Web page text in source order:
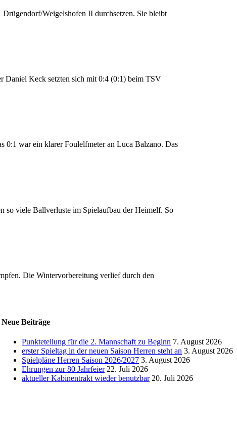
Weigelshofen II durchsetzen. Sie bleibt
Daniel Keck setzten sich mit 0:4 (0:1) beim TSV
war ein klarer Foulelfmeter an Luca Balzano. Das
so viele Ballverluste im Spielaufbau der Heimelf. So
Die Wintervorbereitung verlief durch den
Neue Beiträge
Punkteteilung für die 2. Mannschaft zu Beginn 7. August 2026
erster Spieltag in der neuen Saison Herren steht an 3. August 2026
Spielpläne Herren Saison 2026/2027 3. August 2026
Ehrungen zur 80 Jahrfeier 22. Juli 2026
aktueller Kabinentrakt wieder benutzbar 20. Juli 2026